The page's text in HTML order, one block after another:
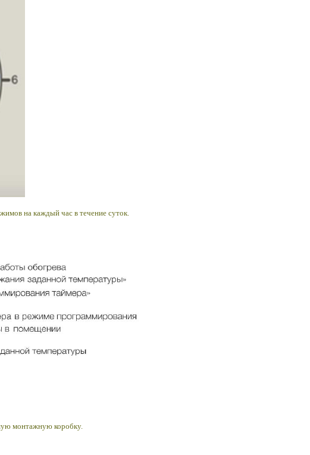
на каждый час в течение суток.
монтажную коробку.